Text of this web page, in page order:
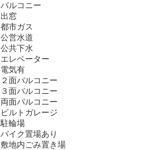
バルコニー
出窓
都市ガス
公営水道
公共下水
エレベーター
電気有
２面バルコニー
３面バルコニー
両面バルコニー
ビルトガレージ
駐輪場
バイク置場あり
敷地内ごみ置き場